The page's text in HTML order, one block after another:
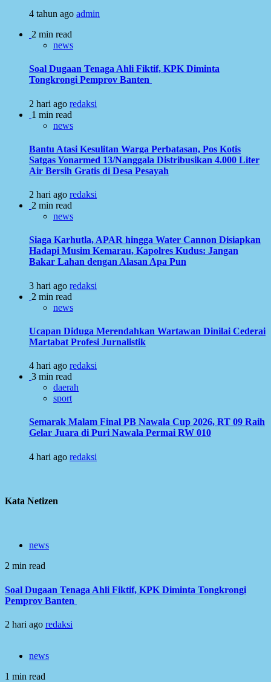
4 tahun ago admin
2 min read
news
Soal Dugaan Tenaga Ahli Fiktif, KPK Diminta
Tongkrongi Pemprov Banten
2 hari ago redaksi
1 min read
news
Bantu Atasi Kesulitan Warga Perbatasan, Pos Kotis
Satgas Yonarmed 13/Nanggala Distribusikan 4.000 Liter
Air Bersih Gratis di Desa Pesayah
2 hari ago redaksi
2 min read
news
Siaga Karhutla, APAR hingga Water Cannon Disiapkan
Hadapi Musim Kemarau, Kapolres Kudus: Jangan
Bakar Lahan dengan Alasan Apa Pun
3 hari ago redaksi
2 min read
news
Ucapan Diduga Merendahkan Wartawan Dinilai Cederai
Martabat Profesi Jurnalistik
4 hari ago redaksi
3 min read
daerah
sport
Semarak Malam Final PB Nawala Cup 2026, RT 09 Raih
Gelar Juara di Puri Nawala Permai RW 010
4 hari ago redaksi
Kata Netizen
news
2 min read
Soal Dugaan Tenaga Ahli Fiktif, KPK Diminta Tongkrongi
Pemprov Banten
2 hari ago redaksi
news
1 min read